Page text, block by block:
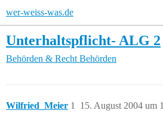
wer-weiss-was.de
Unterhaltspflicht- ALG 2
Behörden & Recht Behörden
Wilfried_Meier 15. August 2004 um
1